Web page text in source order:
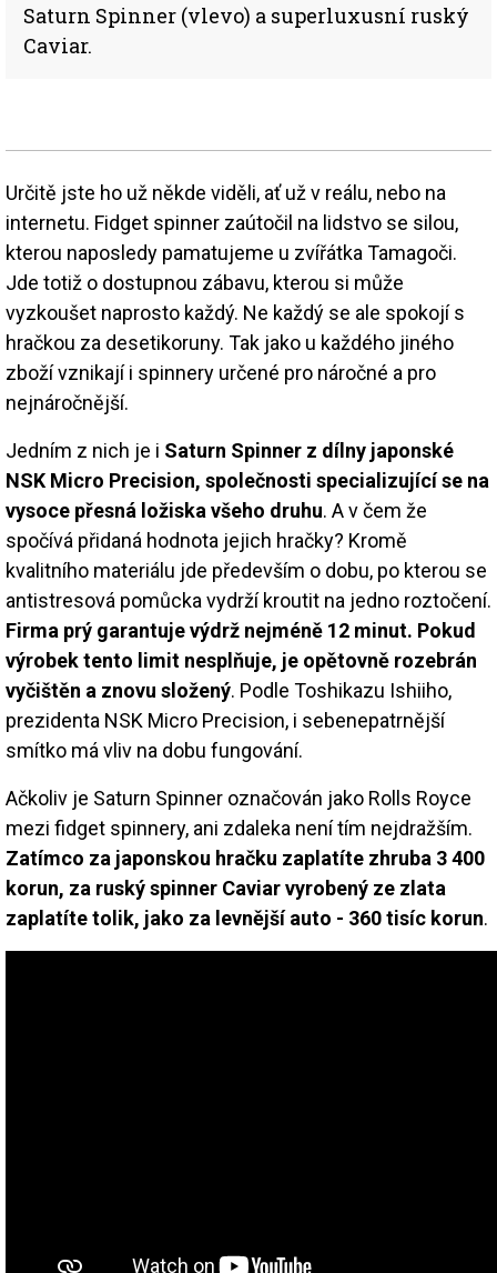
Saturn Spinner (vlevo) a superluxusní ruský
Caviar.
Určitě jste ho už někde viděli, ať už v reálu, nebo na
internetu. Fidget spinner zaútočil na lidstvo se silou,
kterou naposledy pamatujeme u zvířátka Tamagoči.
Jde totiž o dostupnou zábavu, kterou si může
vyzkoušet naprosto každý. Ne každý se ale spokojí s
hračkou za desetikoruny. Tak jako u každého jiného
zboží vznikají i spinnery určené pro náročné a pro
nejnáročnější.
Jedním z nich je i Saturn Spinner z dílny japonské
NSK Micro Precision, společnosti specializující se na
vysoce přesná ložiska všeho druhu. A v čem že
spočívá přidaná hodnota jejich hračky? Kromě
kvalitního materiálu jde především o dobu, po kterou se
antistresová pomůcka vydrží kroutit na jedno roztočení.
Firma prý garantuje výdrž nejméně 12 minut. Pokud
výrobek tento limit nesplňuje, je opětovně rozebrán
vyčištěn a znovu složený. Podle Toshikazu Ishiiho,
prezidenta NSK Micro Precision, i sebenepatrnější
smítko má vliv na dobu fungování.
Ačkoliv je Saturn Spinner označován jako Rolls Royce
mezi fidget spinnery, ani zdaleka není tím nejdražším.
Zatímco za japonskou hračku zaplatíte zhruba 3 400
korun, za ruský spinner Caviar vyrobený ze zlata
zaplatíte tolik, jako za levnější auto - 360 tisíc korun.